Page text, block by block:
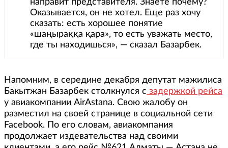
направит представителя. Знаете почему?
Оказывается, он не хотел. Еще раз хочу
сказать: есть хорошее понятие
«шаңыраққа қара», то есть уважать место,
где ты находишься», — сказал Базарбек.
Напомним, в середине декабря депутат мажилиса
Бакытжан Базарбек столкнулся с задержкой рейса
у авиакомпании AirAstana. Свою жалобу он
разместил на своей странице в социальной сети
Facebook. По его словам, авиакомпания
продолжает издевательства над своими